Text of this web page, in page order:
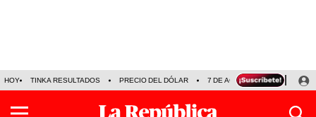
HOY TINKA RESULTADOS PRECIO DEL DÓLAR 7 DE AGOSTO OLLANTA